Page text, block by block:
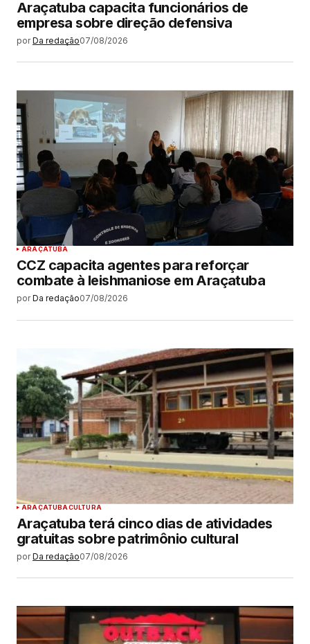
Araçatuba capacita funcionários de
empresa sobre direção defensiva
por Da redação07/08/2026
ARAÇATUBA
CCZ capacita agentes para reforçar
combate à leishmaniose em Araçatuba
por Da redação07/08/2026
ARAÇATUBACULTURA
Araçatuba terá cinco dias de atividades
gratuitas sobre patrimônio cultural
por Da redação07/08/2026